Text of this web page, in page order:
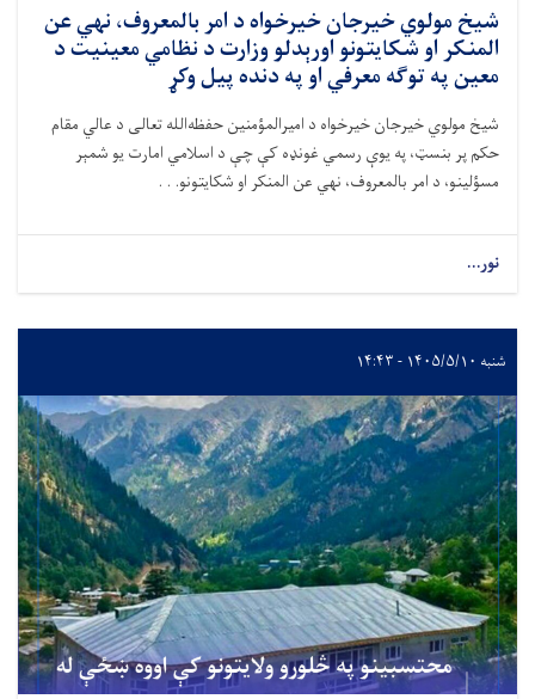
شیخ مولوي خیرجان خیرخواه د امر بالمعروف، نهي عن
المنکر او شکایتونو اورېدلو وزارت د نظامي معینیت د
معین په توګه معرفي او په دنده پیل وکړ
شیخ مولوي خیرجان خیرخواه د امیرالمؤمنین حفظه‌الله تعالی د عالي مقام
حکم پر بنسټ، په یوې رسمي غونډه کې چې د اسلامي امارت یو شمېر
مسؤلینو، د امر بالمعروف، نهي عن المنکر او شکایتونو. . .
نور...
شنبه ۱۴۰۵/۵/۱۰ - ۱۴:۴۳